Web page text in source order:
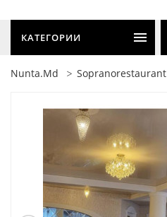
КАТЕГОРИИ
Nunta.md Sopranorestaurant